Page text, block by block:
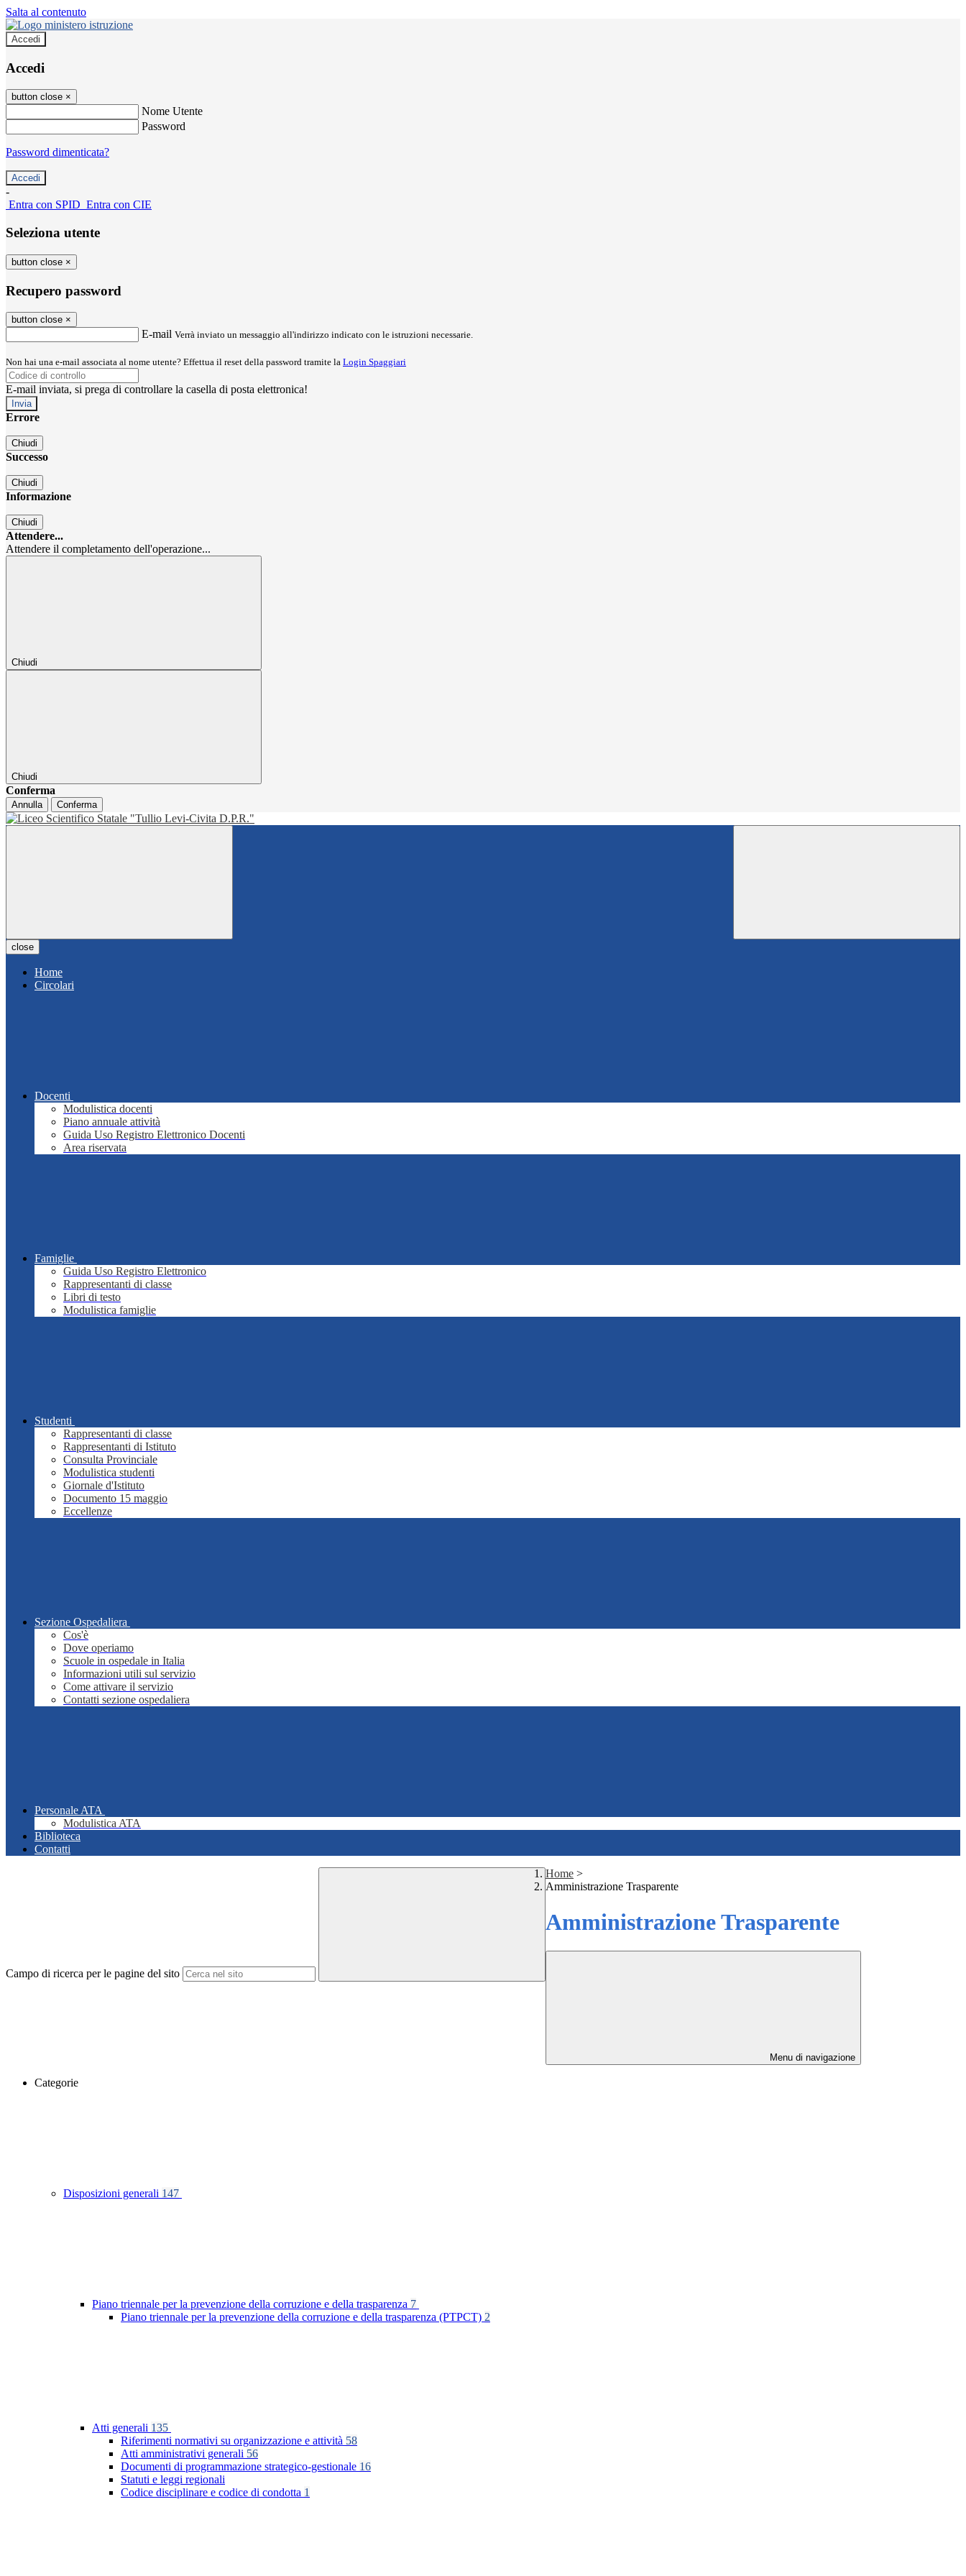
Salta al contenuto
Accedi
Accedi
button close ×
Nome Utente
Password
Password dimenticata?
-
Entra con SPID Entra con CIE
Seleziona utente
button close ×
Recupero password
button close ×
E-mail Verrà inviato un messaggio all'indirizzo indicato con le istruzioni necessarie.
Non hai una e-mail associata al nome utente? Effettua il reset della password tramite la Login Spaggiari
E-mail inviata, si prega di controllare la casella di posta elettronica!
Errore
Chiudi
Successo
Chiudi
Informazione
Chiudi
Attendere...
Attendere il completamento dell'operazione...
Chiudi
Chiudi
Conferma
Annulla Conferma
close
Home
Circolari
Docenti
Modulistica docenti
Piano annuale attività
Guida Uso Registro Elettronico Docenti
Area riservata
Famiglie
Guida Uso Registro Elettronico
Rappresentanti di classe
Libri di testo
Modulistica famiglie
Studenti
Rappresentanti di classe
Rappresentanti di Istituto
Consulta Provinciale
Modulistica studenti
Giornale d'Istituto
Documento 15 maggio
Eccellenze
Sezione Ospedaliera
Cos'è
Dove operiamo
Scuole in ospedale in Italia
Informazioni utili sul servizio
Come attivare il servizio
Contatti sezione ospedaliera
Personale ATA
Modulistica ATA
Biblioteca
Contatti
Campo di ricerca per le pagine del sito
Home >
Amministrazione Trasparente
Amministrazione Trasparente
Menu di navigazione
Categorie
Disposizioni generali 147
Piano triennale per la prevenzione della corruzione e della trasparenza 7
Piano triennale per la prevenzione della corruzione e della trasparenza (PTPCT) 2
Atti generali 135
Riferimenti normativi su organizzazione e attività 58
Atti amministrativi generali 56
Documenti di programmazione strategico-gestionale 16
Statuti e leggi regionali
Codice disciplinare e codice di condotta 1